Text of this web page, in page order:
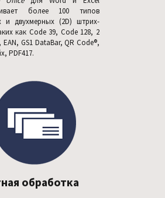
более 100 типов
и двухмерных (2D) штрих-
как Code 39, Code 128, 2
GS1 DataBar, QR Code®,
PDF417.
обработка